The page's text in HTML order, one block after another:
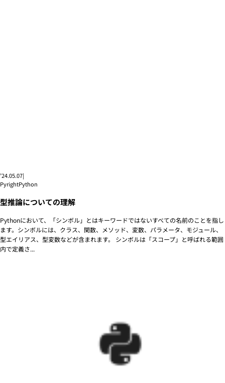
’24.05.07|
PyrightPython
型推論についての理解
Pythonにおいて、「シンボル」とはキーワードではないすべての名前のことを指し
ます。シンボルには、クラス、関数、メソッド、変数、パラメータ、モジュール、
型エイリアス、型変数などが含まれます。 シンボルは「スコープ」と呼ばれる範囲
内で定義さ...